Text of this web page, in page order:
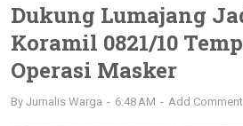
Dukung Lumajang
Koramil 0821/10
Operasi Masker
By Jurnalis Warga 6:48 AM Add Comment